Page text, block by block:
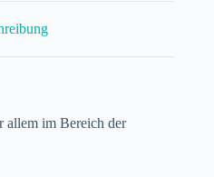
allem im Bereich der